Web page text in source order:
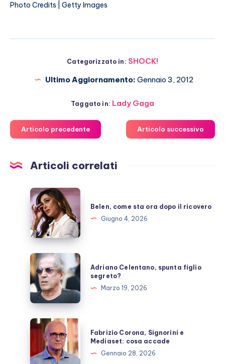
Photo Credits | Getty Images
Categorizzato in: SHOCK!
Ultimo Aggiornamento: Gennaio 3, 2012
Taggato in: Lady Gaga
Articolo precedente Articolo successivo
Articoli correlati
Belen,
come
sta
ora
dopo
il
ricovero
Belen, come sta ora dopo il ricovero
Giugno 4, 2026
Adriano
Celentano,
spunta
figlio
segreto?
Adriano Celentano, spunta figlio
segreto?
Marzo 19, 2026
Fabrizio
Corona,
Signorini
e
Fabrizio Corona, Signorini e
Mediaset: cosa accade
Gennaio 28, 2026